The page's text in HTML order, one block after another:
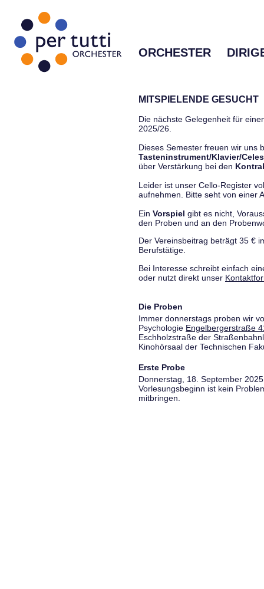
ORCHESTER
MITSPIELENDE GESUCHT
Die nächste Gelegenheit für
2025/26.
Dieses Semester freuen wir uns
Tasteninstrument/Klavier/
über Verstärkung bei den
Leider ist unser Cello-Register
aufnehmen. Bitte seht von einer
Ein Vorspiel gibt es nicht,
den Proben und an den
Der Vereinsbeitrag beträgt 35 €
Berufstätige.
Bei Interesse schreibt einfach
oder nutzt direkt unser
Die Proben
Immer donnerstags proben wir
Psychologie Engelbergerstraße
Eschholzstraße der
Kinohörsaal der Technischen
Erste Probe
Donnerstag, 18. September
Vorlesungsbeginn ist kein
mitbringen.